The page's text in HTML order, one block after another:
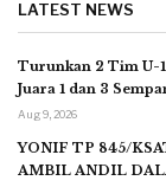
LATEST NEWS
Turunkan 2 Tim U-
Juara 1 dan 3
Aug 9, 2026
YONIF TP 845/
AMBIL ANDIL